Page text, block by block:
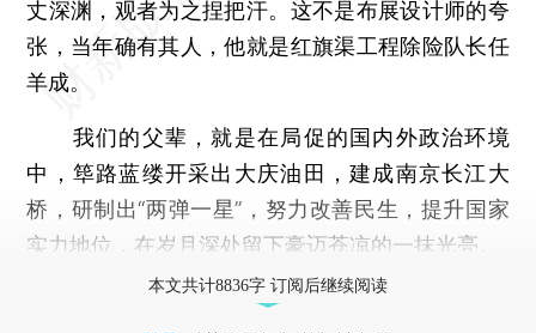
丈深渊，观者为之捏把汗。这不是布展设计师的夸
张，当年确有其人，他就是红旗渠工程除险队长任
羊成。
我们的父辈，就是在局促的国内外政治环境
中，筚路蓝缕开采出大庆油田，建成南京长江大
桥，研制出“两弹一星”，努力改善民生，提升国家
实力地位，在岁月深处留下豪迈苍凉的一抹光亮。
本文共计8836字 订阅后继续阅读